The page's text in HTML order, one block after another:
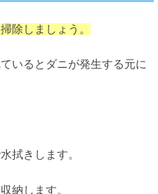
除しましょう。
いるとダニが発生する元に
拭きします。
納します。